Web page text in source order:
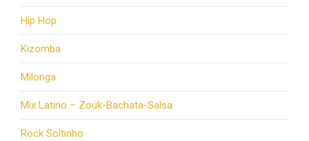
Hip Hop
Kizomba
Milonga
Mix Latino – Zouk-Bachata-Salsa
Rock Soltinho